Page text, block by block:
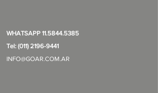
WHATSAPP 11.5844.5385
Tel: (011) 2196-9441
INFO@GOAR.COM.AR